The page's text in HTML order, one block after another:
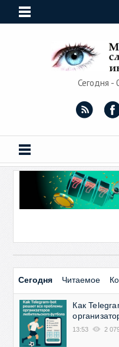
Сегодня -
Сегодня Читаемое
Как
13:53 2